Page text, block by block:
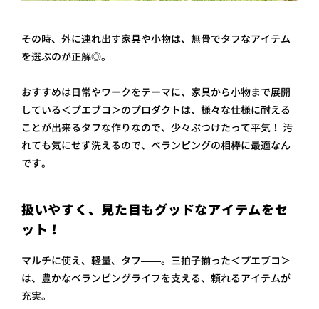
その時、外に連れ出す家具や小物は、無骨でタフなアイテム
を選ぶのが正解◎。
おすすめは日常やワークをテーマに、家具から小物まで展開
している＜プエブコ＞のプロダクトは、様々な仕様に耐える
ことが出来るタフな作りなので、少々ぶつけたって平気！ 汚
れても気にせず洗えるので、ベランピングの相棒に最適なん
です。
扱いやすく、見た目もグッドなアイテムをセ
ット！
マルチに使え、軽量、タフ——。三拍子揃った＜プエブコ＞
は、豊かなベランピングライフを支える、頼れるアイテムが
充実。